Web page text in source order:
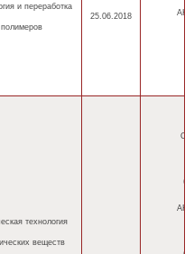
и переработка
полимеров
25.06.2018
технология
веществ